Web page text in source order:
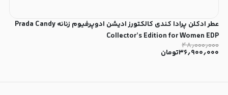
عطر ادکلن پرادا کندی کالکتورز ادیشن ادوپرفیوم زنانه Prada Candy
Collector’s Edition for Women EDP
۴۸٫۰۰۰٫۰۰۰
۳۶٫۹۰۰٫۰۰۰تومان